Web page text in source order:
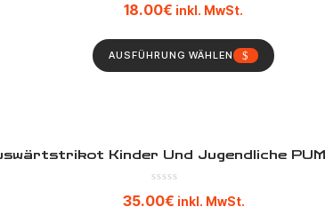
18.00€ inkl. MwSt.
AUSFÜHRUNG WÄHLEN
Kinder Und Jugendliche
35.00€ inkl. MwSt.